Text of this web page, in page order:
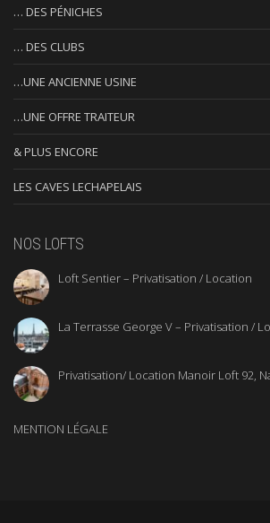
… DES PÉNICHES
… DES CLUBS
…UNE ANCIENNE USINE
…UNE OFFRE TRAITEUR
& PLUS ENCORE
LES CAVES LECHAPELAIS
NOS LOFTS
Loft Sentier – Privatisation / Location
La Terrasse George V – Privatisation /
Privatisation/ Location Manoir Loft 92,
MENTION LÉGALE